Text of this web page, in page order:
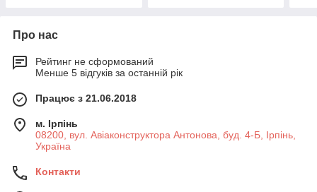
Про нас
Рейтинг не сформований
Менше 5 відгуків за останній рік
Працює з 21.06.2018
м. Ірпінь
08200, вул. Авіаконструктора Антонова, буд. 4-Б, Ірпінь,
Україна
Контакти